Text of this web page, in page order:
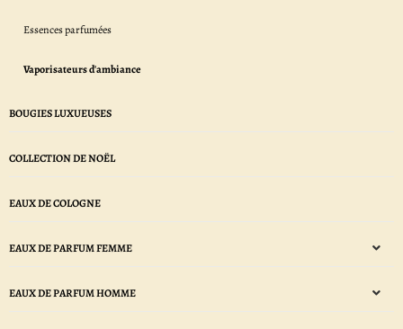
Essences parfumées
Vaporisateurs d'ambiance
BOUGIES LUXUEUSES
COLLECTION DE NOËL
EAUX DE COLOGNE
EAUX DE PARFUM FEMME
EAUX DE PARFUM HOMME